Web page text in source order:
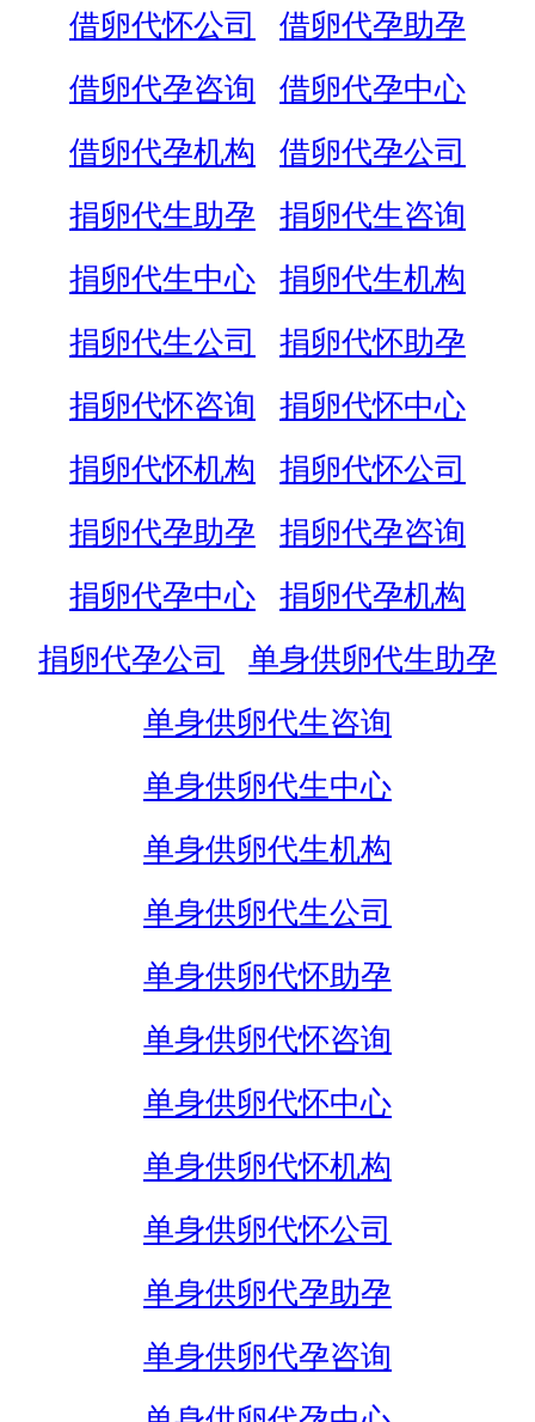
借卵代怀公司
借卵代孕助孕
借卵代孕咨询
借卵代孕中心
借卵代孕机构
借卵代孕公司
捐卵代生助孕
捐卵代生咨询
捐卵代生中心
捐卵代生机构
捐卵代生公司
捐卵代怀助孕
捐卵代怀咨询
捐卵代怀中心
捐卵代怀机构
捐卵代怀公司
捐卵代孕助孕
捐卵代孕咨询
捐卵代孕中心
捐卵代孕机构
捐卵代孕公司
单身供卵代生助孕
单身供卵代生咨询
单身供卵代生中心
单身供卵代生机构
单身供卵代生公司
单身供卵代怀助孕
单身供卵代怀咨询
单身供卵代怀中心
单身供卵代怀机构
单身供卵代怀公司
单身供卵代孕助孕
单身供卵代孕咨询